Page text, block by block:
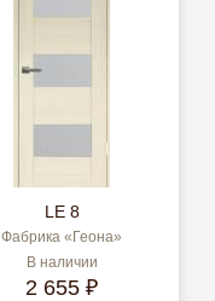
LE 8
Фабрика «Геона»
В наличии
2 655 ₽